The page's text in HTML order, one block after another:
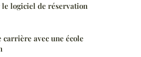
logiciel de réservation
carrière avec une école